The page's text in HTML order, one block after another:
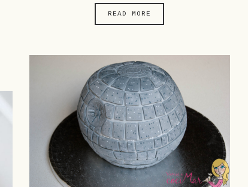
READ MORE